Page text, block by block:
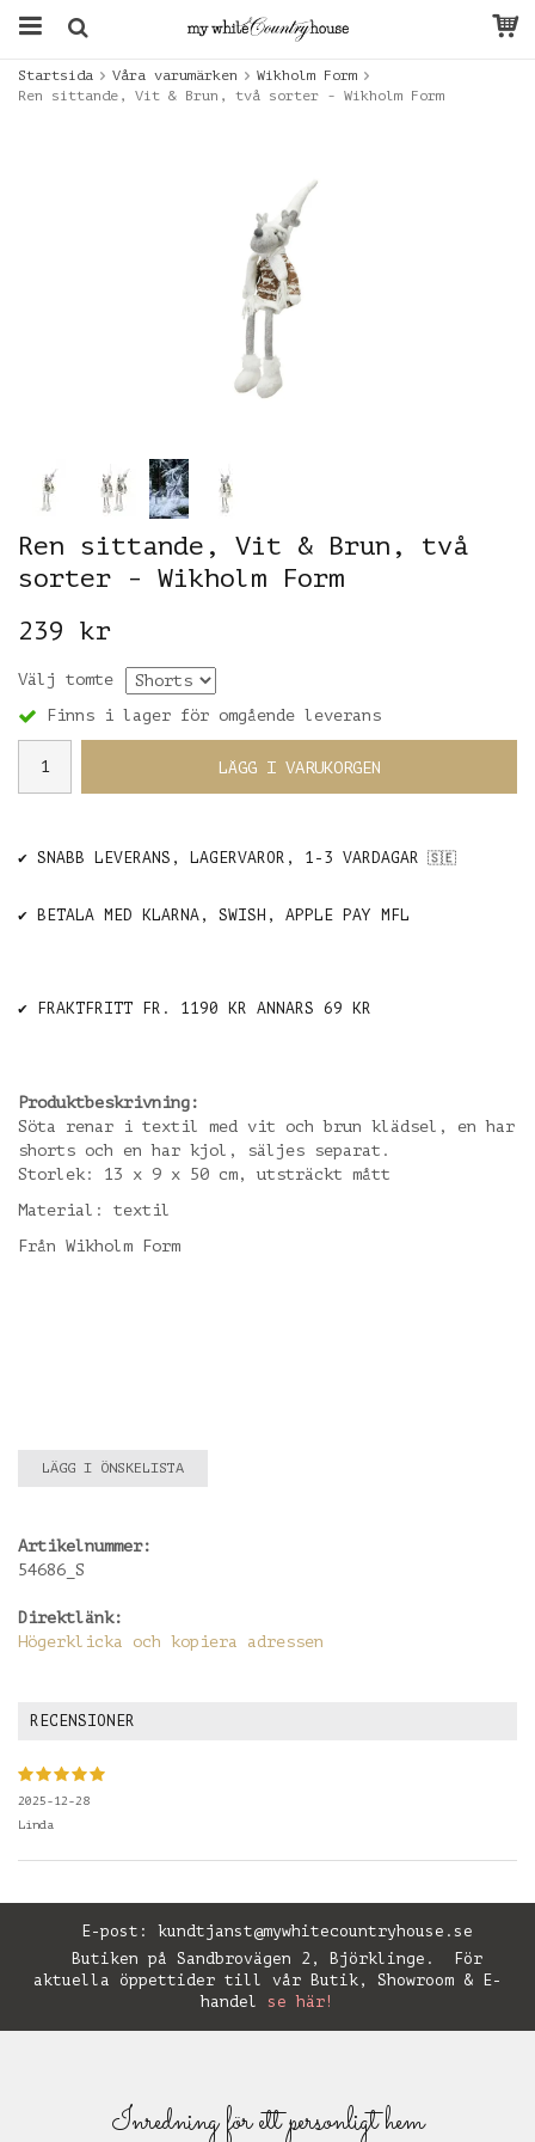
Startsida Våra varumärken
Wikholm Form
Ren sittande, Vit & Brun, två sorter - Wikholm Form
Ren sittande, Vit & Brun, två
sorter - Wikholm Form
239 kr
Välj tomte
Finns i lager för omgående leverans
LÄGG I VARUKORGEN
✔️ SNABB LEVERANS, LAGERVAROR, 1-3 VARDAGAR 🇸🇪
✔️ BETALA MED KLARNA, SWISH, APPLE PAY MFL
✔️ FRAKTFRITT FR. 1190 KR ANNARS 69 KR
Produktbeskrivning:
Söta renar i textil med vit och brun klädsel, en har
shorts och en har kjol, säljes separat.
Storlek: 13 x 9 x 50 cm, utsträckt mått
Material: textil
Från Wikholm Form
LÄGG I ÖNSKELISTA
Artikelnummer:
54686_S
Direktlänk:
Högerklicka och kopiera adressen
RECENSIONER
2025-12-28
Linda
E-post: kundtjanst@mywhitecountryhouse.se
Butiken på Sandbrovägen 2, Björklinge. För
aktuella öppettider till vår Butik, Showroom & E-
handel se här!
Inredning för ett personligt hem